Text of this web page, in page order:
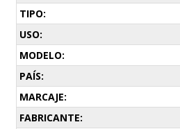
TIPO:
USO:
MODELO:
PAÍS:
MARCAJE:
FABRICANTE: